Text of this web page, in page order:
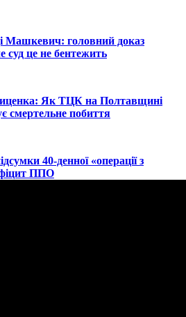
Машкевич: головний доказ
суд це не бентежить
Як ТЦК на Полтавщині
смертельне побиття
40-денної «операції з
ППО